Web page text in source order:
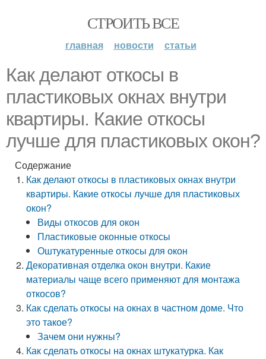
СТРОИТЬ ВСЕ
главная новости статьи
Как делают откосы в
пластиковых окнах внутри
квартиры. Какие откосы
лучше для пластиковых окон?
Содержание
Как делают откосы в пластиковых окнах внутри
квартиры. Какие откосы лучше для пластиковых
окон?
Виды откосов для окон
Пластиковые оконные откосы
Оштукатуренные откосы для окон
Декоративная отделка окон внутри. Какие
материалы чаще всего применяют для монтажа
откосов?
Как сделать откосы на окнах в частном доме. Что
это такое?
Зачем они нужны?
Как сделать откосы на окнах штукатурка. Как